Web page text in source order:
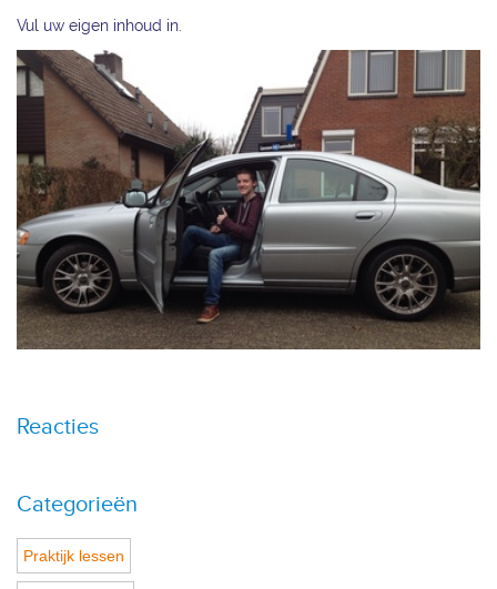
Vul uw eigen inhoud in.
Reacties
Categorieën
Praktijk lessen